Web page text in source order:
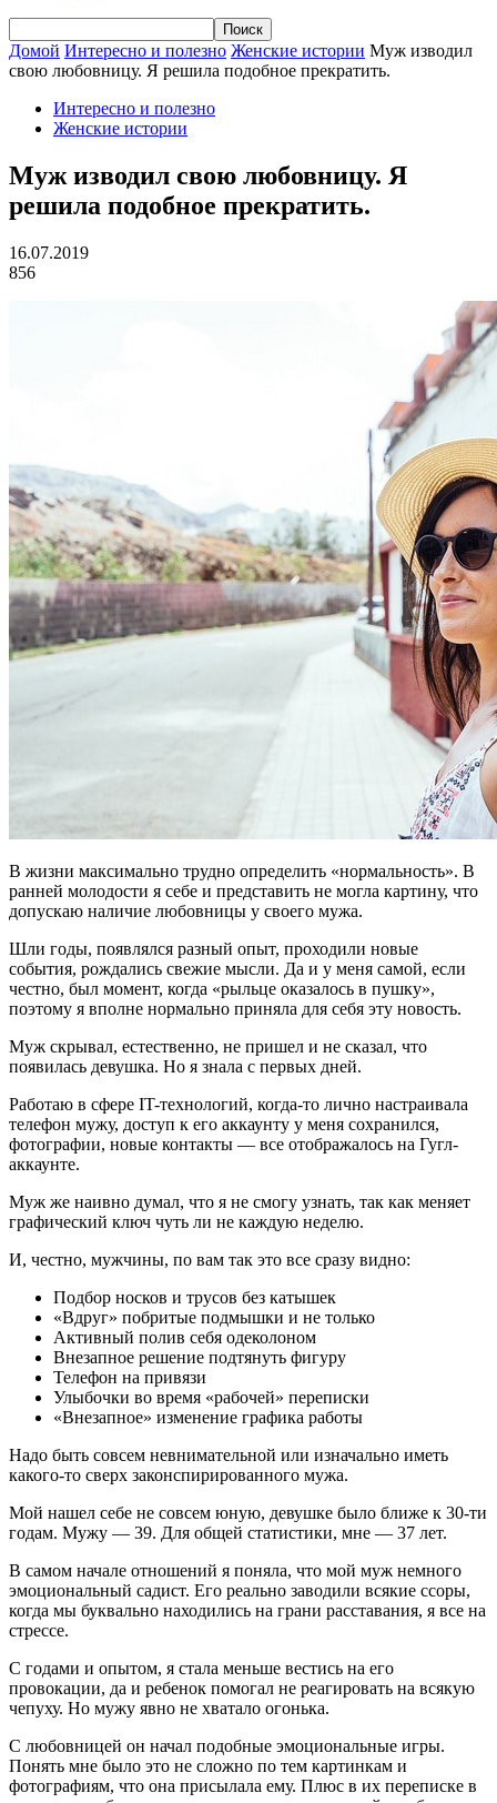
Домой Интересно и полезно Женские истории Муж изводил
свою любовницу. Я решила подобное прекратить.
Интересно и полезно
Женские истории
Муж изводил свою любовницу. Я
решила подобное прекратить.
16.07.2019
856
В жизни максимально трудно определить «нормальность». В
ранней молодости я себе и представить не могла картину, что
допускаю наличие любовницы у своего мужа.
Шли годы, появлялся разный опыт, проходили новые
события, рождались свежие мысли. Да и у меня самой, если
честно, был момент, когда «рыльце оказалось в пушку»,
поэтому я вполне нормально приняла для себя эту новость.
Муж скрывал, естественно, не пришел и не сказал, что
появилась девушка. Но я знала с первых дней.
Работаю в сфере IT-технологий, когда-то лично настраивала
телефон мужу, доступ к его аккаунту у меня сохранился,
фотографии, новые контакты — все отображалось на Гугл-
аккаунте.
Муж же наивно думал, что я не смогу узнать, так как меняет
графический ключ чуть ли не каждую неделю.
И, честно, мужчины, по вам так это все сразу видно:
Подбор носков и трусов без катышек
«Вдруг» побритые подмышки и не только
Активный полив себя одеколоном
Внезапное решение подтянуть фигуру
Телефон на привязи
Улыбочки во время «рабочей» переписки
«Внезапное» изменение графика работы
Надо быть совсем невнимательной или изначально иметь
какого-то сверх законспирированного мужа.
Мой нашел себе не совсем юную, девушке было ближе к 30-ти
годам. Мужу — 39. Для общей статистики, мне — 37 лет.
В самом начале отношений я поняла, что мой муж немного
эмоциональный садист. Его реально заводили всякие ссоры,
когда мы буквально находились на грани расставания, я все на
стрессе.
С годами и опытом, я стала меньше вестись на его
провокации, да и ребенок помогал не реагировать на всякую
чепуху. Но мужу явно не хватало огонька.
С любовницей он начал подобные эмоциональные игры.
Понять мне было это не сложно по тем картинкам и
фотографиям, что она присылала ему. Плюс в их переписке в